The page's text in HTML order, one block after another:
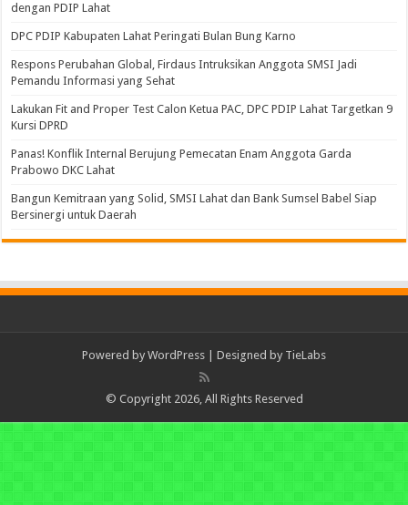
dengan PDIP Lahat
DPC PDIP Kabupaten Lahat Peringati Bulan Bung Karno
Respons Perubahan Global, Firdaus Intruksikan Anggota SMSI Jadi
Pemandu Informasi yang Sehat
Lakukan Fit and Proper Test Calon Ketua PAC, DPC PDIP Lahat Targetkan 9
Kursi DPRD
Panas! Konflik Internal Berujung Pemecatan Enam Anggota Garda
Prabowo DKC Lahat
Bangun Kemitraan yang Solid, SMSI Lahat dan Bank Sumsel Babel Siap
Bersinergi untuk Daerah
Powered by WordPress | Designed by TieLabs
© Copyright 2026, All Rights Reserved